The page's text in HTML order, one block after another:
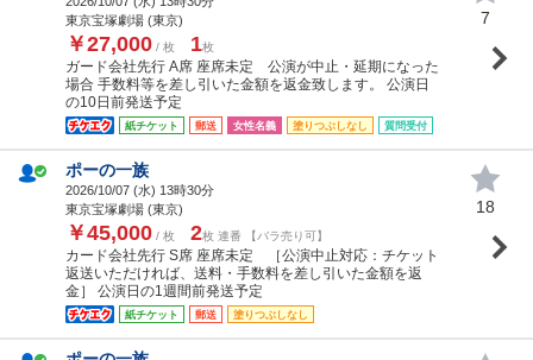
東京宝塚劇場 (東京)
￥27,000 / 枚 1枚
ガード会社先行 A席 座席未定 公演が中止・延期になった
場合 手数料等を差し引いた金額を返金致します。 公演日
の10日前発送予定
紙チケット 郵送 女性名義 塗りつぶしなし 質問受付
7
ポーの一族
2026/10/07 (水) 13時30分
東京宝塚劇場 (東京)
￥45,000 / 枚 2枚 連番 【バラ売り可】
カード会社先行 S席 座席未定 ［公演中止対応：チケット
返送いただければ、送料・手数料を差し引いた金額を返
金］ 公演日の1週間前発送予定
紙チケット 郵送 塗りつぶしなし
18